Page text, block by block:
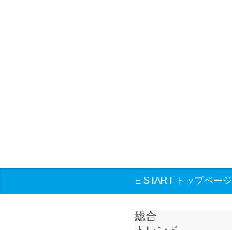
E START トップページ
総合